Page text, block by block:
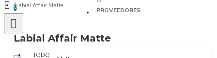
PROVEEDORES
0
TODO
TODO
Labial Affair Matte
Labial Affair Matte